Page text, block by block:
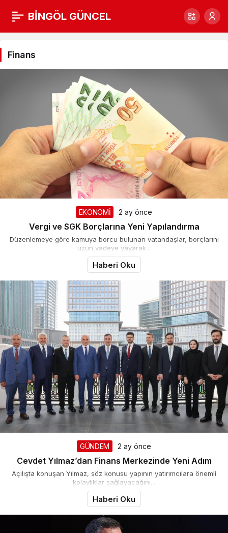
BİNGÖL GÜNCEL
Finans
Haberleri
Finans
EKONOMİ 2 ay önce
Vergi ve SGK Borçlarına Yeni Yapılandırma
Düzenlemeye göre kamuya borcu bulunan vatandaşlar, borçlarını
uzun vadeye yayarak...
Haberi Oku
GÜNDEM 2 ay önce
Cevdet Yılmaz’dan Finans Merkezinde Yeni Adım
Açılışta konuşan Yılmaz, söz konusu yapının yatırımcılara önemli
kolaylıklar sağlayacağını...
Haberi Oku